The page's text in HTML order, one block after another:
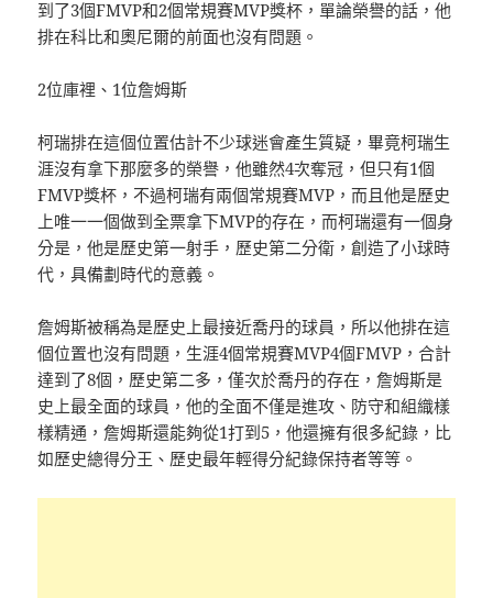
到了3個FMVP和2個常規賽MVP獎杯，單論榮譽的話，他
排在科比和奧尼爾的前面也沒有問題。
2位庫裡、1位詹姆斯
柯瑞排在這個位置估計不少球迷會產生質疑，畢竟柯瑞生
涯沒有拿下那麼多的榮譽，他雖然4次奪冠，但只有1個
FMVP獎杯，不過柯瑞有兩個常規賽MVP，而且他是歷史
上唯一一個做到全票拿下MVP的存在，而柯瑞還有一個身
分是，他是歷史第一射手，歷史第二分衛，創造了小球時
代，具備劃時代的意義。
詹姆斯被稱為是歷史上最接近喬丹的球員，所以他排在這
個位置也沒有問題，生涯4個常規賽MVP4個FMVP，合計
達到了8個，歷史第二多，僅次於喬丹的存在，詹姆斯是
史上最全面的球員，他的全面不僅是進攻、防守和組織樣
樣精通，詹姆斯還能夠從1打到5，他還擁有很多紀錄，比
如歷史總得分王、歷史最年輕得分紀錄保持者等等。